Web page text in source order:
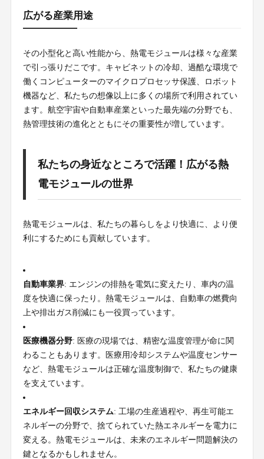
広がる産業用途
その小型化と高い性能から、熱電モジュールは様々な産業
で引っ張りだこです。キャビネットの冷却、過酷な環境で
働くコンピューターのマイクロプロセッサ保護、ロボット
機器など、私たちの想像以上に多くの場所で利用されてい
ます。航空宇宙や自動車産業といった最先端の分野でも、
熱管理技術の進化とともにその重要性が増しています。
私たちの身近なところで活躍！広がる熱
電モジュールの世界
熱電モジュールは、私たちの暮らしをより快適に、より便
利にするためにも貢献しています。
自動車業界: エンジンの排熱を電気に変えたり、車内の温
度を快適に保ったり。熱電モジュールは、自動車の燃費向
上や排出ガス削減にも一役買っています。
医療機器分野: 医療の現場では、精密な温度管理が命に関
わることもあります。医療用冷却システムや温度センサー
など、熱電モジュールは正確な温度制御で、私たちの健康
を支えています。
エネルギー回収システム: 工場の生産過程や、再生可能エ
ネルギーの分野で、捨てられていた熱エネルギーを電力に
変える。熱電モジュールは、未来のエネルギー問題解決の
鍵となるかもしれません。